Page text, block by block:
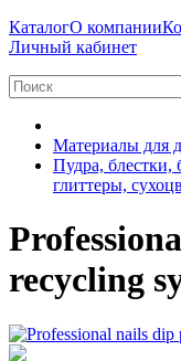
КаталогО компании
Личный кабинет
Материалы для
Пудра, блестки,
глиттеры,
recycling